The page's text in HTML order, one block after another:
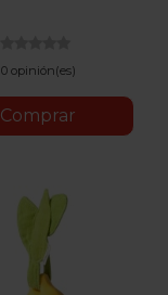
0 opinión(es)
Comprar